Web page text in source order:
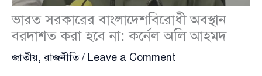
ভারত সরকারের বাংলাদেশবিরোধী অবস্থান
বরদাশত করা হবে না: কর্নেল অলি আহমদ
জাতীয়,রাজনীতি/ Leave a Comment